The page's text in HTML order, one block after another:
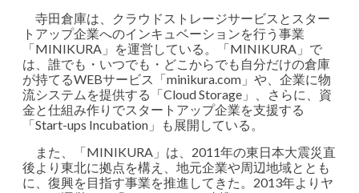
寺田倉庫は、クラウドストレージサービスとスター
トアップ企業へのインキュベーションを行う事業
「MINIKURA」を運営している。「MINIKURA」で
は、誰でも・いつでも・どこからでも自分だけの倉庫
が持てるWEBサービス「minikura.com」や、企業に物
流システムを提供する「Cloud Storage」、さらに、資
金と仕組み作りでスタートアップ企業を支援する
「Start-ups Incubation」も展開している。
また、「MINIKURA」は、2011年の東日本大震災直
後より東北に拠点を構え、地元企業や周辺地域ととも
に、復興を目指す事業を推進してきた。2013年よりヤ